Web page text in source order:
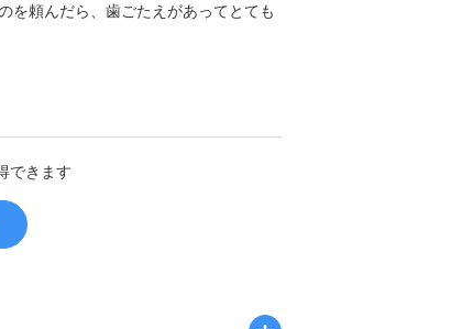
を頼んだら、歯ごたえがあってとても
できます